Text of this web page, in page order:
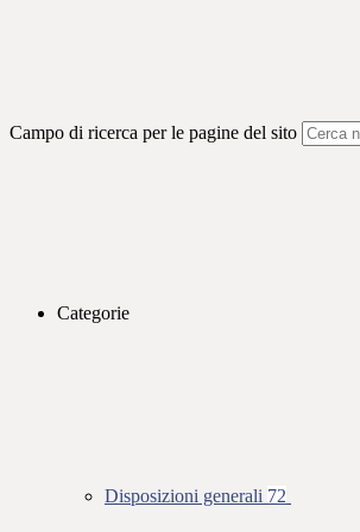
Campo di ricerca per le pagine del sito
Categorie
Disposizioni generali 72